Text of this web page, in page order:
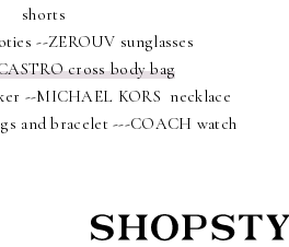
shorts
--ZEROUV sunglasses
cross body bag
--MICHAEL KORS necklace
and bracelet ---COACH watch